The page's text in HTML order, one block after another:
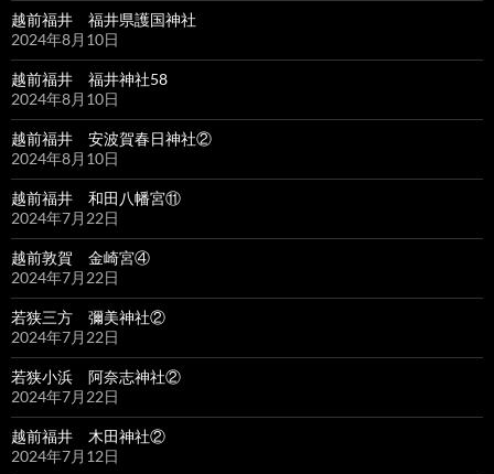
越前福井 福井県護国神社
2024年8月10日
越前福井 福井神社58
2024年8月10日
越前福井 安波賀春日神社②
2024年8月10日
越前福井 和田八幡宮⑪
2024年7月22日
越前敦賀 金崎宮④
2024年7月22日
若狭三方 彌美神社②
2024年7月22日
若狭小浜 阿奈志神社②
2024年7月22日
越前福井 木田神社②
2024年7月12日